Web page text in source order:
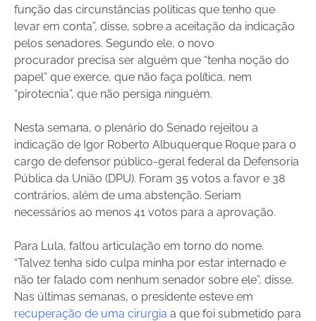
função das circunstâncias políticas que tenho que
levar em conta”, disse, sobre a aceitação da indicação
pelos senadores. Segundo ele, o novo
procurador precisa ser alguém que “tenha noção do
papel” que exerce, que não faça política, nem
“pirotecnia”, que não persiga ninguém.
Nesta semana, o plenário do Senado rejeitou a
indicação de Igor Roberto Albuquerque Roque para o
cargo de defensor público-geral federal da Defensoria
Pública da União (DPU). Foram 35 votos a favor e 38
contrários, além de uma abstenção. Seriam
necessários ao menos 41 votos para a aprovação.
Para Lula, faltou articulação em torno do nome.
“Talvez tenha sido culpa minha por estar internado e
não ter falado com nenhum senador sobre ele”, disse.
Nas últimas semanas, o presidente esteve em
recuperação de uma cirurgia a que foi submetido para